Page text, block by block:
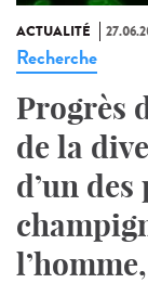
ACTUALITÉ
Recherche
Progrès
de la
d’un